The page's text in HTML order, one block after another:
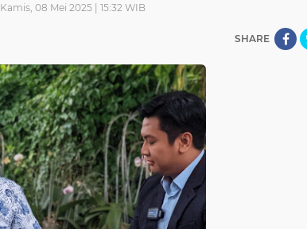
Kamis, 08 Mei 2025 | 15:32 WIB
SHARE